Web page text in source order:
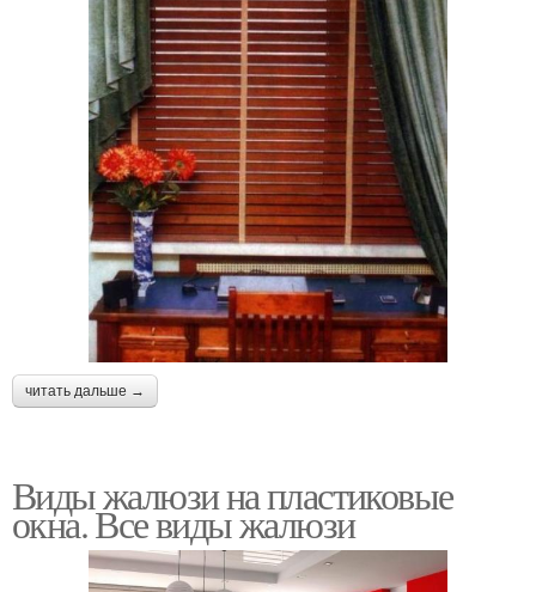
читать дальше →
Виды жалюзи на пластиковые
окна. Все виды жалюзи